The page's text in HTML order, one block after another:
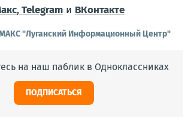
,Telegram и ВКонтакте
"Луганский Информационный Центр"
на наш паблик в Одноклассниках
ПОДПИСАТЬСЯ